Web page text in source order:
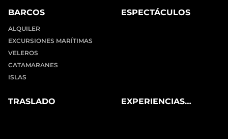
BARCOS
ALQUILER
EXCURSIONES MARÍTIMAS
VELEROS
CATAMARANES
ISLAS
ESPECTÁCULOS
TRASLADO
EXPERIENCIAS